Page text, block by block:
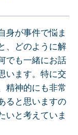
身が事件で悩ま
、どのように解
でも一緒にお話
います。特に交
精神的にも非常
ると思いますの
いと考えていま